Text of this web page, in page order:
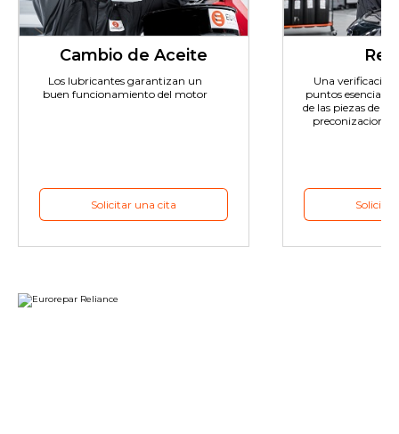
Cambio de Aceite
Los lubricantes garantizan un
buen funcionamiento del motor
Solicitar una cita
Una verificación
puntos
de las piezas de
preconizaciones